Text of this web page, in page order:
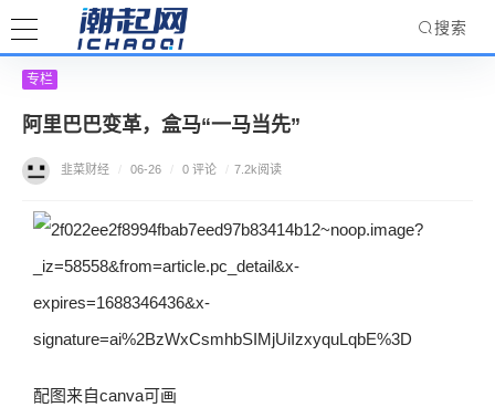
搜索
专栏
阿里巴巴变革，盒马“一马当先”
韭菜财经 / 06-26 / 0 评论 / 7.2k阅读
配图来自canva可画